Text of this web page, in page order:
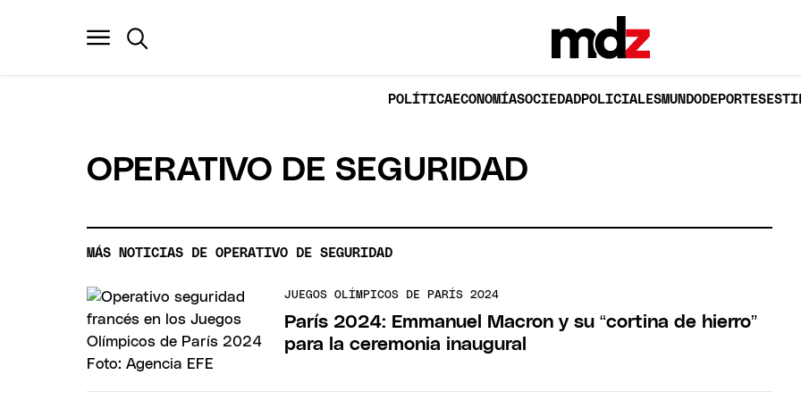
POLÍTICAECONOMÍASOCIEDADPOLICIALESMUNDODEPORTES
OPERATIVO DE SEGURIDAD
MÁS NOTICIAS DE OPERATIVO DE SEGURIDAD
JUEGOS OLÍMPICOS DE PARÍS 2024
París 2024: Emmanuel Macron y su “cortina de hierro”
para la ceremonia inaugural